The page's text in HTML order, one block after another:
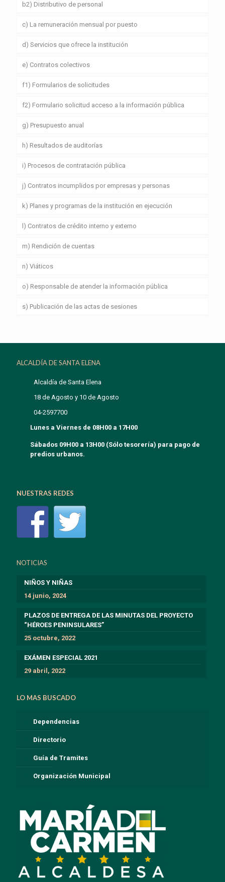
b2) Distributivo de personal
c) La remuneración mensual por puesto
d) Servicios que ofrece la institución
e) Contratos colectivos
f1) Formularios de solicitudes
f2) Formulario solicitud acceso a la información pública
g) Presupuesto anual
h) Resultados de auditorías
i) Procesos de contratación pública
j) Contratos incumplidos por empresas y personas
k) Planes y programas de la institución en ejecución
l) Contratos de crédito interno y externo
m) Rendición de cuentas
n) Viáticos
o) Responsable de atender la información pública
s) Publicación de las actas de sesiones
ALCALDÍA DE SANTA ELENA
Alcaldía de Santa Elena
18 de Agosto y 10 de Agosto
04-2597700
Lunes a Viernes de 08H00 a 17H00
Sábados 09H00 a 13H00 (Sólo tesorería) para pago de
predios urbanos.
NUESTRAS REDES
NOTICIAS
NIÑOS Y NIÑAS
14 junio, 2024
PLAZOS DE ENTREGA DE LAS MINUTAS DEL PROYECTO
“HÉROES PENINSULARES”
25 octubre, 2022
EXÁMEN ESPECIAL 2021
29 abril, 2022
LO MAS BUSCADO
Dependencias
Directorio
Guía de Tramites
Organización Municipal